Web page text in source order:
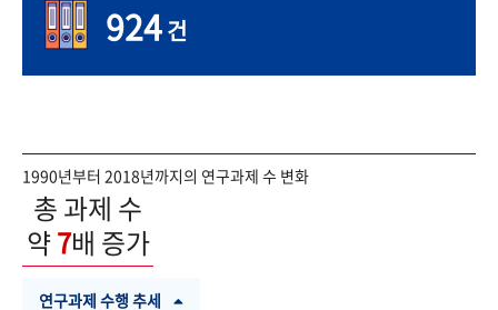
924건
1990년부터 2018년까지의 연구과제 수 변화
총 과제 수
약7배 증가
연구과제 수행 추세